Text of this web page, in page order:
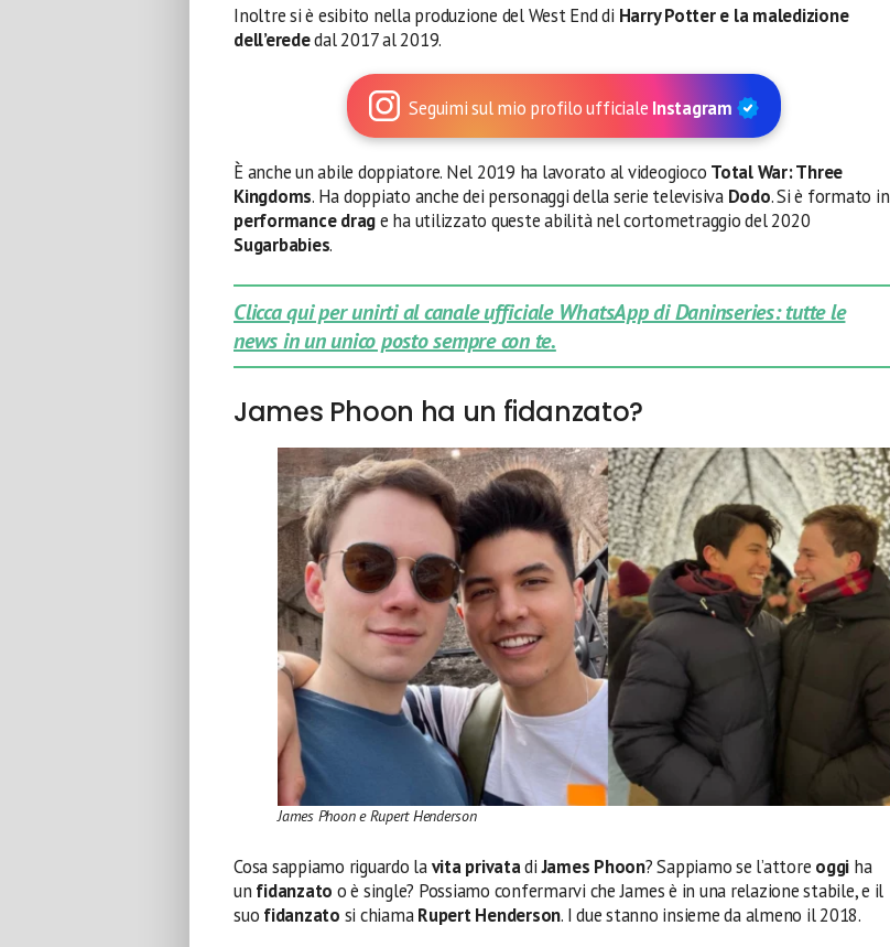
Inoltre si è esibito nella produzione del West End di Harry Potter e la maledizione
dell’erededal 2017 al 2019.
Seguimi sul mio profilo ufficiale Instagram
È anche un abile doppiatore. Nel 2019 ha lavorato al videogioco Total War: Three
Kingdoms. Ha doppiato anche dei personaggi della serie televisiva Dodo. Si è formato in
performance drage ha utilizzato queste abilità nel cortometraggio del 2020
Sugarbabies.
Clicca qui per unirti al canale ufficiale WhatsApp di Daninseries: tutte le
news in un unico posto sempre con te.
James Phoon ha un fidanzato?
James Phoon e Rupert Henderson
Cosa sappiamo riguardo lavita privatadiJames Phoon? Sappiamo se l’attore oggi ha
un fidanzato o è single? Possiamo confermarvi che James è in una relazione stabile, e il
suo fidanzato si chiamaRupert Henderson. I due stanno insieme da almeno il 2018.